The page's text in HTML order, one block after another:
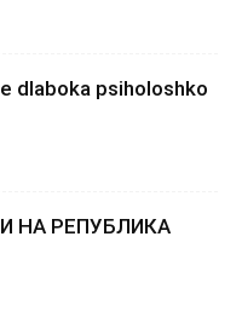
dlaboka psiholoshko
НА РЕПУБЛИКА